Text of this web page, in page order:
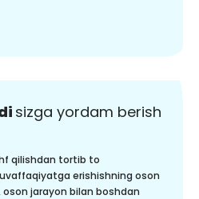
sizga yordam berish
qilishdan tortib to
erishishning oson
jarayon bilan boshdan